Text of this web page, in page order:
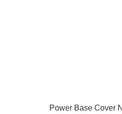
Power Base Cover